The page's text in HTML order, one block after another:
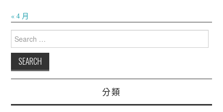
« 4 月
Search
for:
分類